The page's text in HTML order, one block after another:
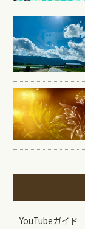
YouTubeガイド